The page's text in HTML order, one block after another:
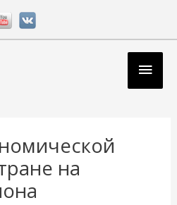
на